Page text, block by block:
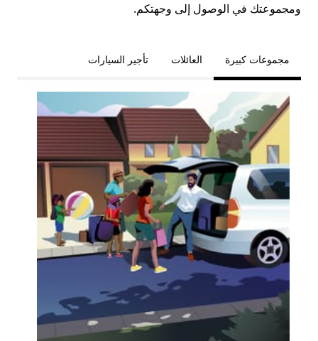
ومجموعتك في الوصول إلى وجهتكم.
مجموعات كبيرة العائلات تأجير السيارات